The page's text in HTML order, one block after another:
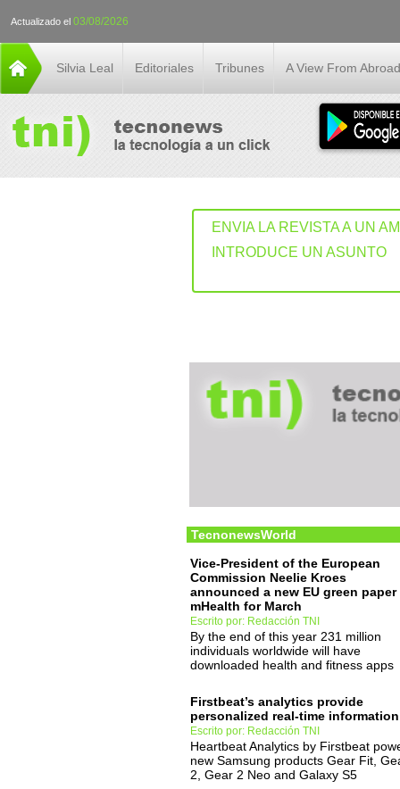
Actualizado el 03/08/2026
Silvia Leal Editoriales Tribunes A View From Abroad
ENVIA LA REVISTA A UN
INTRODUCE UN ASUNTO
TecnonewsWorld
Vice-President of the European
Commission Neelie Kroes
announced a new EU green paper
mHealth for March
Escrito por: Redacción TNI
By the end of this year 231 million
individuals worldwide will have
downloaded health and fitness apps
Firstbeat’s analytics provide
personalized real-time information
Escrito por: Redacción TNI
Heartbeat Analytics by Firstbeat
new Samsung products Gear Fit,
2, Gear 2 Neo and Galaxy S5